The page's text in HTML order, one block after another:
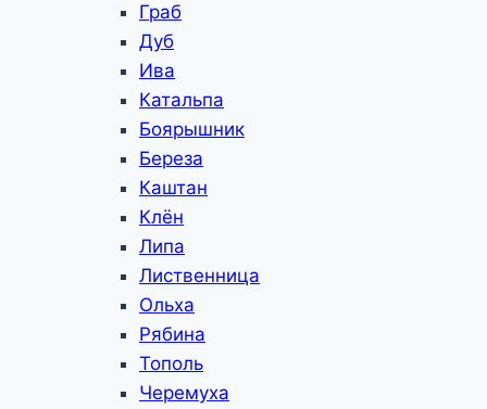
Граб
Дуб
Ива
Катальпа
Боярышник
Береза
Каштан
Клён
Липа
Лиственница
Ольха
Рябина
Тополь
Черемуха